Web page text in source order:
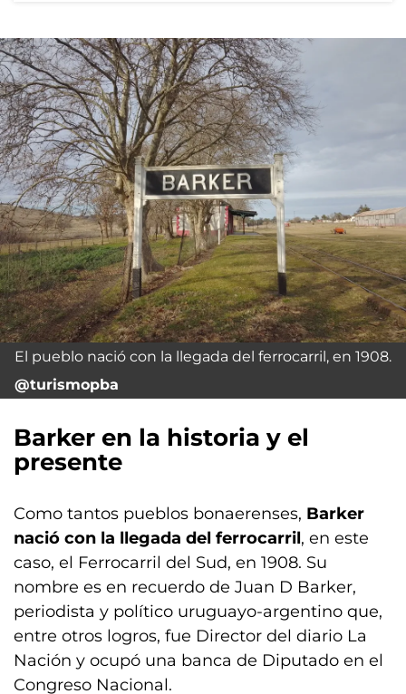
El pueblo nació con la llegada del ferrocarril, en 1908.
@turismopba
Barker en la historia y el
presente
Como tantos pueblos bonaerenses, Barker
nació con la llegada del ferrocarril, en este
caso, el Ferrocarril del Sud, en 1908. Su
nombre es en recuerdo de Juan D Barker,
periodista y político uruguayo-argentino que,
entre otros logros, fue Director del diario La
Nación y ocupó una banca de Diputado en el
Congreso Nacional.